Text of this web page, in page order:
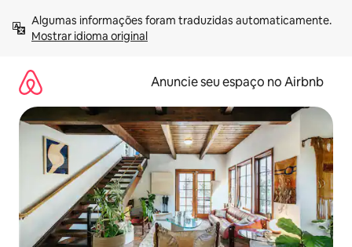
para
Mostrar idioma original
Anuncie seu espaço no Airbnb